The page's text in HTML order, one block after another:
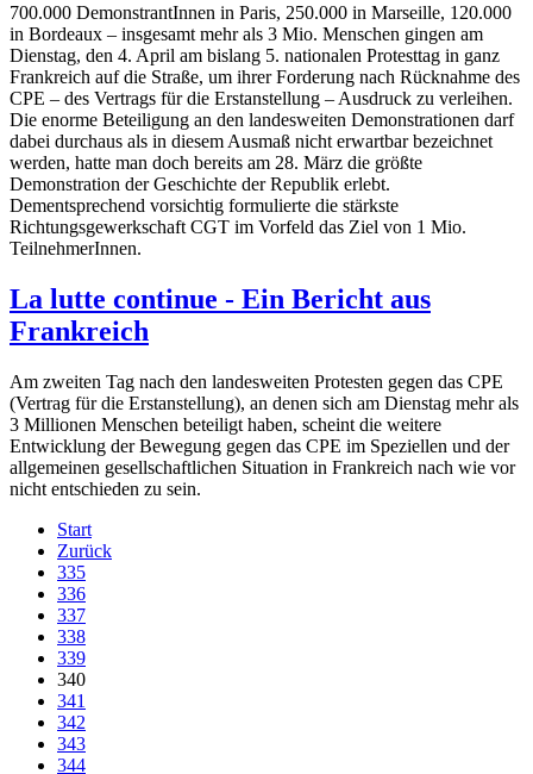
700.000 DemonstrantInnen in Paris, 250.000 in Marseille, 120.000
in Bordeaux – insgesamt mehr als 3 Mio. Menschen gingen am
Dienstag, den 4. April am bislang 5. nationalen Protesttag in ganz
Frankreich auf die Straße, um ihrer Forderung nach Rücknahme des
CPE – des Vertrags für die Erstanstellung – Ausdruck zu verleihen.
Die enorme Beteiligung an den landesweiten Demonstrationen darf
dabei durchaus als in diesem Ausmaß nicht erwartbar bezeichnet
werden, hatte man doch bereits am 28. März die größte
Demonstration der Geschichte der Republik erlebt.
Dementsprechend vorsichtig formulierte die stärkste
Richtungsgewerkschaft CGT im Vorfeld das Ziel von 1 Mio.
TeilnehmerInnen.
La lutte continue - Ein Bericht aus
Frankreich
Am zweiten Tag nach den landesweiten Protesten gegen das CPE
(Vertrag für die Erstanstellung), an denen sich am Dienstag mehr als
3 Millionen Menschen beteiligt haben, scheint die weitere
Entwicklung der Bewegung gegen das CPE im Speziellen und der
allgemeinen gesellschaftlichen Situation in Frankreich nach wie vor
nicht entschieden zu sein.
Start
Zurück
335
336
337
338
339
340
341
342
343
344